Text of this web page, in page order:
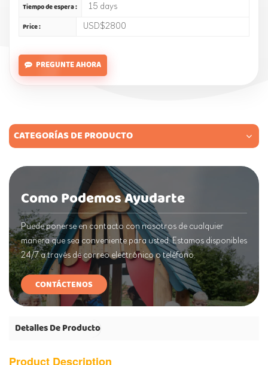
Tiempo de espera : 15 days
Price : USD$2800
PREGUNTE AHORA
CATEGORÍAS DE PRODUCTO
Como Podemos Ayudarte
Puede ponerse en contacto con nosotros de cualquier
manera que sea conveniente para usted. Estamos disponibles
24/7 a través de correo electrónico o teléfono.
CONTÁCTENOS
Detalles De Producto
Product Description